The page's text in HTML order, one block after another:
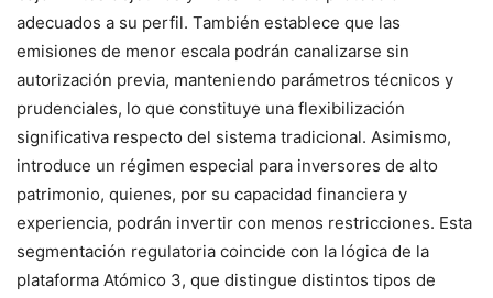
adecuados a su perfil. También establece que las
emisiones de menor escala podrán canalizarse sin
autorización previa, manteniendo parámetros técnicos y
prudenciales, lo que constituye una flexibilización
significativa respecto del sistema tradicional. Asimismo,
introduce un régimen especial para inversores de alto
patrimonio, quienes, por su capacidad financiera y
experiencia, podrán invertir con menos restricciones. Esta
segmentación regulatoria coincide con la lógica de la
plataforma Atómico 3, que distingue distintos tipos de